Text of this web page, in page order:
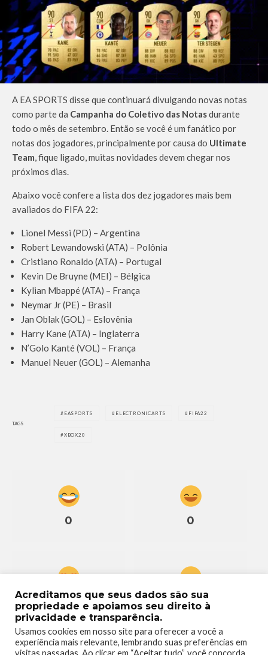
A EA SPORTS disse que continuará divulgando novas notas
como parte da Campanha do Coletivo das Notasdurante
todo o mês de setembro. Então se você é um fanático por
notas dos jogadores, principalmente por causa do Ultimate
Team, fique ligado, muitas novidades devem chegar nos
próximos dias.
Abaixo você confere a lista dos dez jogadores mais bem
avaliados do FIFA 22:
Lionel Messi (PD) – Argentina
Robert Lewandowski (ATA) – Polônia
Cristiano Ronaldo (ATA) – Portugal
Kevin De Bruyne (MEI) – Bélgica
Kylian Mbappé (ATA) – França
Neymar Jr (PE) – Brasil
Jan Oblak (GOL) – Eslovênia
Harry Kane (ATA) – Inglaterra
N’Golo Kanté (VOL) – França
Manuel Neuer (GOL) – Alemanha
TAGS
EASPORTS ELECTRONICARTS FIFA22
XBOX20
0 0
0 0
Acreditamos que seus dados são sua
propriedade e apoiamos seu direito à
privacidade e transparência.
Usamos cookies em nosso site para oferecer a você a
experiência mais relevante, lembrando suas preferências em
visitas passadas. Ao clicar em “Aceitar tudo”, você concorda